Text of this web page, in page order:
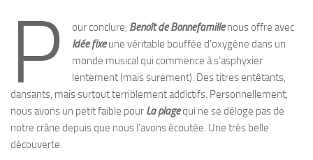
P our conclure, Benoît de Bonnefamillenous offre avec
Idée fixeune véritable bouffée d’oxygène dans un
monde musical qui commence à s’asphyxier
lentement (mais surement). Des titres entêtants,
dansants, mais surtout terriblement addictifs. Personnellement,
nous avons un petit faible pour La plagequi ne se déloge pas de
notre crâne depuis que nous l’avons écoutée. Une très belle
découverte.